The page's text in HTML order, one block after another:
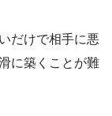
だけで相手に悪
に築くことが難